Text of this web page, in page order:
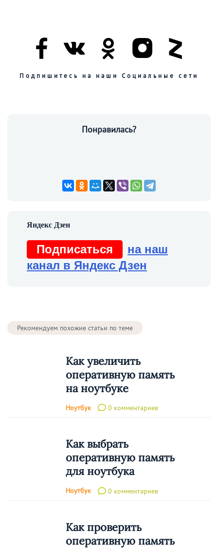
Подпишитесь на наши Социальные сети
Понравилась?
Подписаться
на наш
канал в Яндекс Дзен
Рекомендуем похожие статьи по теме
Как увеличить
оперативную память
на ноутбуке
Ноутбук 0 комментариев
Как выбрать
оперативную память
для ноутбука
Ноутбук 0 комментариев
Как проверить
оперативную память